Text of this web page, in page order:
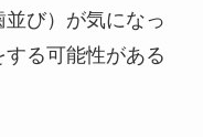
び）が気になっ
る可能性がある